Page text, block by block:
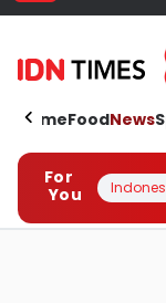
HomeFoodNews
For
You